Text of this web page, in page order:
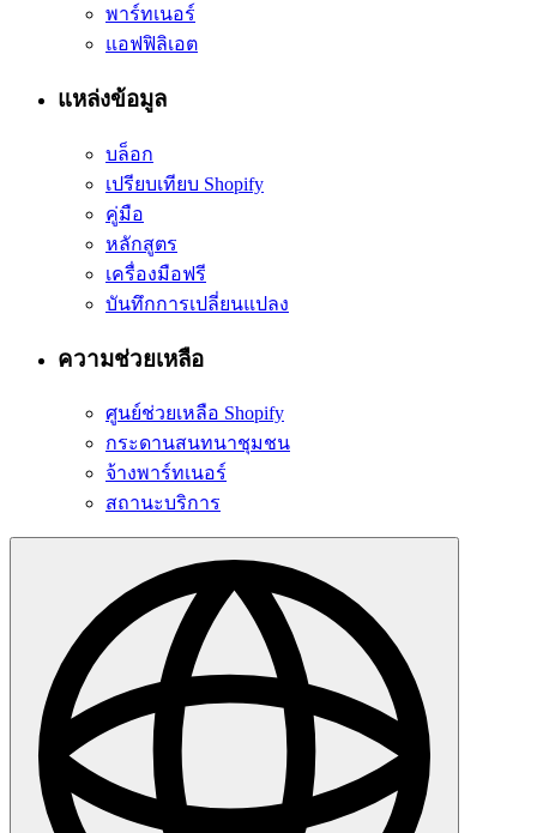
พาร์ทเนอร์
แอฟฟิลิเอต
แหล่งข้อมูล
บล็อก
เปรียบเทียบ Shopify
คู่มือ
หลักสูตร
เครื่องมือฟรี
บันทึกการเปลี่ยนแปลง
ความช่วยเหลือ
ศูนย์ช่วยเหลือ Shopify
กระดานสนทนาชุมชน
จ้างพาร์ทเนอร์
สถานะบริการ